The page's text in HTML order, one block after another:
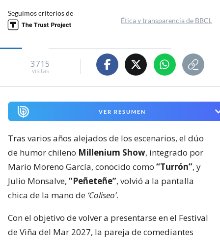
Seguimos criterios de
Ética y transparencia de BBCL
3715
visitas
VER RESUMEN
Tras varios años alejados de los escenarios, el dúo
de humor chileno Millenium Show, integrado por
Mario Moreno García, conocido como “Turrón”, y
Julio Monsalve, “Peñeteñe”, volvió a la pantalla
chica de la mano de ‘Coliseo’.
Con el objetivo de volver a presentarse en el Festival
de Viña del Mar 2027, la pareja de comediantes